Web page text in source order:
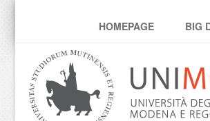
bd4hHOMEPAGE BIG